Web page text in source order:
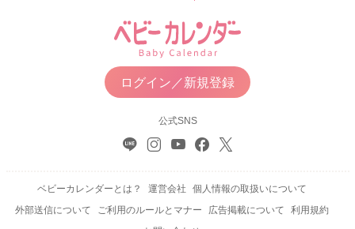
ログイン／新規登録
公式SNS
ベビーカレンダーとは？ 運営会社
個人情報の取扱いについて
外部送信について
ご利用のルールとマナー 広告掲載について
利用規約